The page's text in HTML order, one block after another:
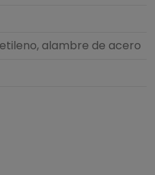
alambre de acero